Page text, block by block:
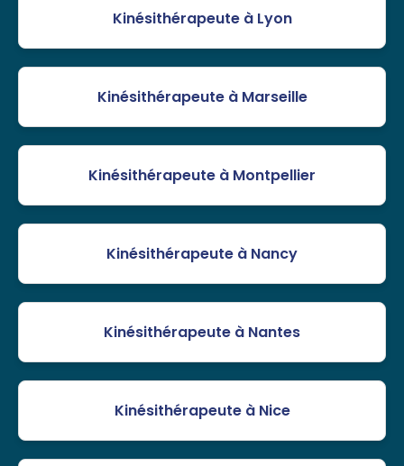
Kinésithérapeute à Lyon
Kinésithérapeute à Marseille
Kinésithérapeute à Montpellier
Kinésithérapeute à Nancy
Kinésithérapeute à Nantes
Kinésithérapeute à Nice